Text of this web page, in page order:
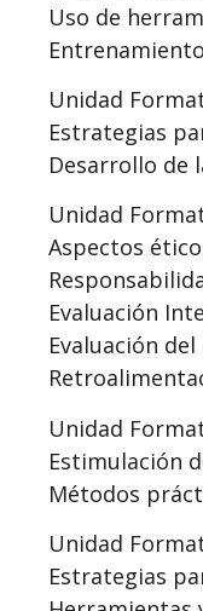
Uso de
Unidad
Estrategias
Desarrollo de
Unidad
Aspectos
Evaluación
Evaluación
Unidad
Estimulación
Métodos
Unidad
Estrategias